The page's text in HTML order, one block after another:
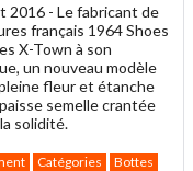
2016 - Le fabricant de
français 1964 Shoes
X-Town à son
un nouveau modèle
fleur et étanche
semelle crantée
solidité.
Catégories
Bottes